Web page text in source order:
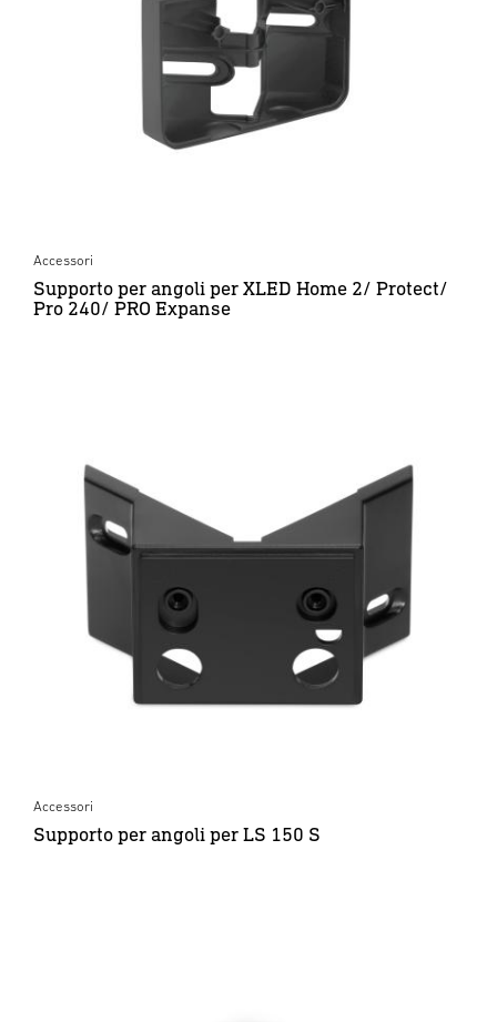
Accessori
Supporto per angoli per XLED Home 2/ Protect/
Pro 240/ PRO Expanse
Accessori
Supporto per angoli per LS 150 S